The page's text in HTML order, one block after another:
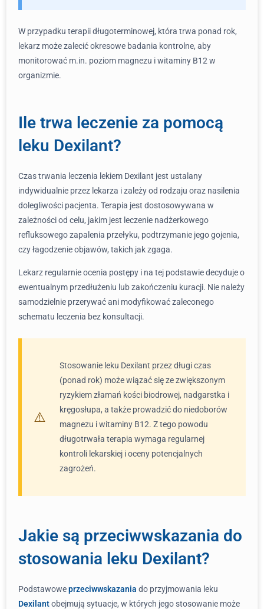
W przypadku terapii długoterminowej, która trwa ponad rok,
lekarz może zalecić okresowe badania kontrolne, aby
monitorować m.in. poziom magnezu i witaminy B12 w
organizmie.
Ile trwa leczenie za pomocą
leku Dexilant?
Czas trwania leczenia lekiem Dexilant jest ustalany
indywidualnie przez lekarza i zależy od rodzaju oraz nasilenia
dolegliwości pacjenta. Terapia jest dostosowywana w
zależności od celu, jakim jest leczenie nadżerkowego
refluksowego zapalenia przełyku, podtrzymanie jego gojenia,
czy łagodzenie objawów, takich jak zgaga.
Lekarz regularnie ocenia postępy i na tej podstawie decyduje o
ewentualnym przedłużeniu lub zakończeniu kuracji. Nie należy
samodzielnie przerywać ani modyfikować zaleconego
schematu leczenia bez konsultacji.
Stosowanie leku Dexilant przez długi czas
(ponad rok) może wiązać się ze zwiększonym
ryzykiem złamań kości biodrowej, nadgarstka i
kręgosłupa, a także prowadzić do niedoborów
magnezu i witaminy B12. Z tego powodu
długotrwała terapia wymaga regularnej
kontroli lekarskiej i oceny potencjalnych
zagrożeń.
Jakie są przeciwwskazania do
stosowania leku Dexilant?
Podstawoweprzeciwwskazania do przyjmowania leku
Dexilantobejmują sytuacje, w których jego stosowanie może